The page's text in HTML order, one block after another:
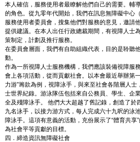
本人確信，服務使用者最瞭解他們自己的需要。輔
的角色。從九零年代開始，我們在訊息無障礙中心
服務使用者委員會，搜集他們對服務的意見，邀請
提供建議。在本人出任行政總裁期間，有視障人士
策制定，計劃及推行服務。
在委員會層面，我們有自助組織代表，目的是聆聽
動。
作為一所視障人士服務機構，我們應該裝備視障服
會上各項活動，從而貢獻社會。以本會最近舉辦第
力游”籌款為例，視障泳手，與來至社會各階層人
士世界紀錄。游泳隊伍包括來自公務員、學生、企
全及殘障泳手。 他們大大超越了舊記錄，創造了於
九名泳手，以接力游方式，每人完成六十九呎的泳
障泳手。這項有意義的活動，充份展示了“體育共享
為社會平等貢獻的目標。
四．締造資訊無障礙社會